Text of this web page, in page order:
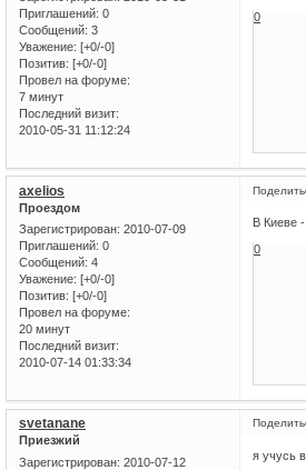
Приглашений: 0
Сообщений: 3
Уважение: [+0/-0]
Позитив: [+0/-0]
Провел на форуме:
7 минут
Последний визит:
2010-05-31 11:12:24
0
axelios
Проездом
Зарегистрирован: 2010-07-09
Приглашений: 0
Сообщений: 4
Уважение: [+0/-0]
Позитив: [+0/-0]
Провел на форуме:
20 минут
Последний визит:
2010-07-14 01:33:34
В Киеве
0
svetanane
Приезжий
Зарегистрирован: 2010-07-12
я учусь